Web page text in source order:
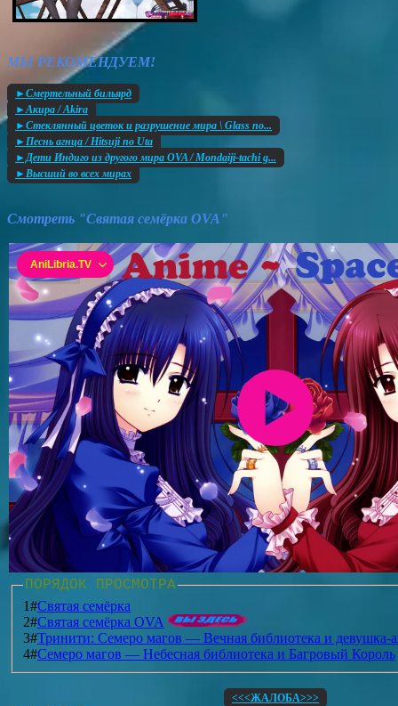
МЫ РЕКОМЕНДУЕМ!
►Смертельный бильярд
►Акира / Akira
►Стеклянный цветок и разрушение мира \ Glass no...
►Песнь агнца / Hitsuji no Uta
►Дети Индиго из другого мира OVA / Mondaiji-tachi g...
►Высший во всех мирах
Смотреть "Святая семёрка OVA"
ПОРЯДОК ПРОСМОТРА
1#Святая семёрка
2#Святая семёрка OVA
3#Тринити: Семеро магов — Вечная библиотека и девушка-
4#Семеро магов — Небесная библиотека и Багровый Король
<<<ЖАЛОБА>>>